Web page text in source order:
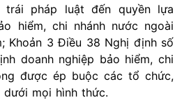
pháp luật đến quyền lựa
hiểm, chi nhánh nước ngoài
Khoản 3 Điều 38 Nghị định số
doanh nghiệp bảo hiểm, chi
được ép buộc các tổ chức,
dưới mọi hình thức.